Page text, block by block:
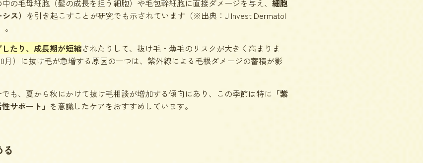
の毛母細胞（髪の成長を担う細胞）や毛包幹細胞に直接ダメージを与え、 細胞
ス） を引き起こすことが研究でも示されています（※出典：J Invest Dermatol
たり、成長期が短縮されたりして、抜け毛・薄毛のリスクが大きく高まりま
月）に抜け毛が急増する原因の一つは、紫外線による毛根ダメージの蓄積が影
も、夏から秋にかけて抜け毛相談が増加する傾向にあり、この季節は特に 「紫
サポート」 を意識したケアをおすすめしています。